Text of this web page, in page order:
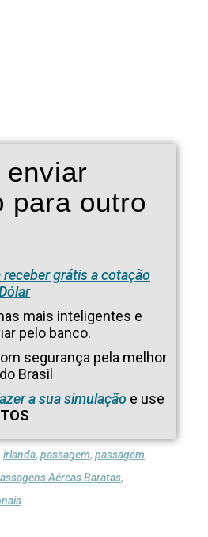
para outro
receber grátis a cotação
mais inteligentes e
pelo banco.
segurança pela melhor
Brasil
a sua simulação e use
irlanda, passagem, passagem
Aéreas Baratas,